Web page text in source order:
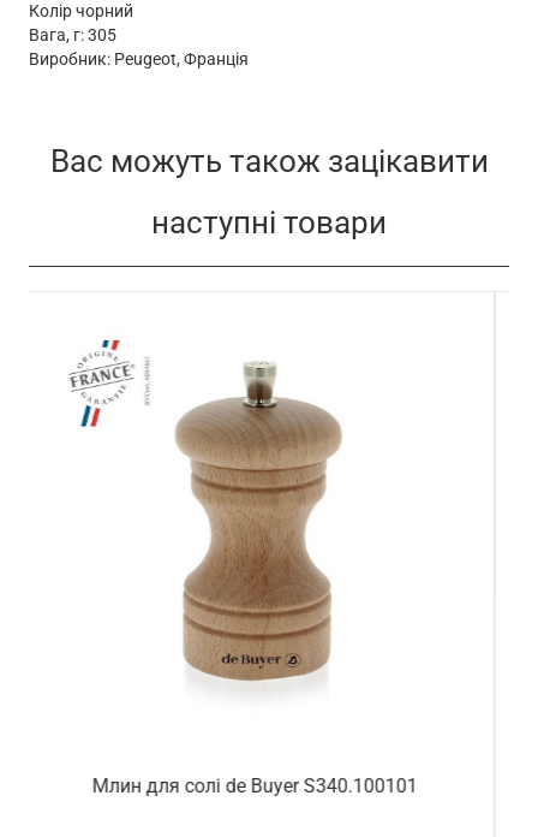
Колір чорний
Вага, г: 305
Виробник: Peugeot, Франція
Вас можуть також зацікавити
наступні товари
Кавомолка електрична Cuisinart DBM8V2E